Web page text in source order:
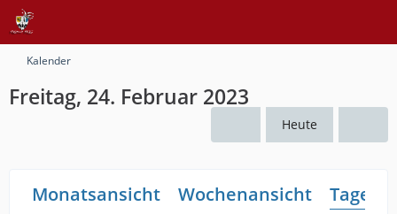
Kalender
Freitag, 24. Februar 2023
Heute
Monatsansicht Wochenansicht